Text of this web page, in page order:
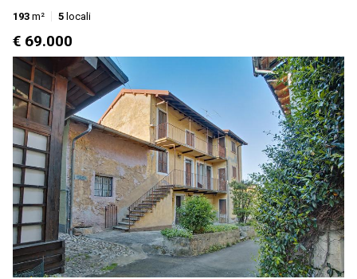
193 m² 5 locali
€ 69.000